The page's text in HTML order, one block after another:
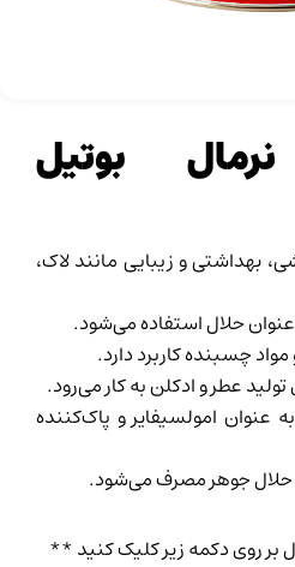
بوتیل
بهداشتی و زیبایی مانند لاک،
حلال استفاده می‌شود.
چسبنده کاربرد دارد.
عطر و ادکلن به کار می‌رود.
عنوان امولسیفایر و پاک‌کننده
حلال جوهر مصرف می‌شود.
روی دکمه زیر کلیک کنید **